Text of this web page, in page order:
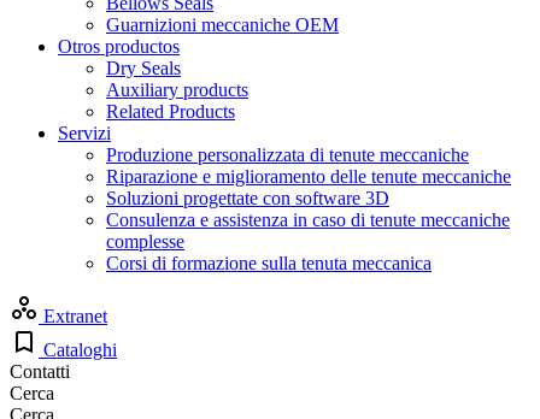
Guarnizioni meccaniche OEM
Otros productos
Dry Seals
Auxiliary products
Related Products
Servizi
Produzione personalizzata di tenute meccaniche
Riparazione e miglioramento delle tenute meccaniche
Soluzioni progettate con software 3D
Consulenza e assistenza in caso di tenute meccaniche
complesse
Corsi di formazione sulla tenuta meccanica
Extranet
Cataloghi
Contatti
Cerca
Cerca